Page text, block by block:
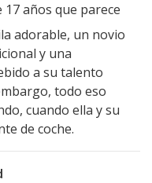
años que parece
adorable, un novio
y una
a su talento
todo eso
cuando ella y su
de coche.